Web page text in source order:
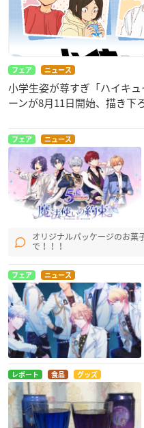
フェア ニュース
小学生姿が尊すぎ「ハイキ
ーンが8月11日開始、描き下
フェア ニュース
オリジナルパッケージのお菓
で！！！
フェア ニュース
レポート 食品 グッズ